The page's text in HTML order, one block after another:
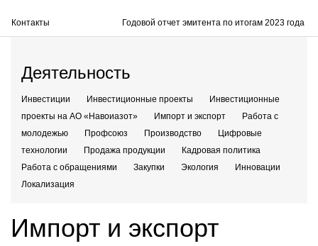
Контакты Годовой отчет эмитента по итогам 2023 года
Деятельность
Инвестиции Инвестиционные проекты
Инвестиционные
проекты на АО «Навоиазот»
Импорт и экспорт
Работа с
молодежью
Профсоюз Производство
Цифровые
технологии
Продажа продукции
Кадровая политика
Работа с обращениями
Закупки Экология
Инновации
Локализация
Импорт и экспорт